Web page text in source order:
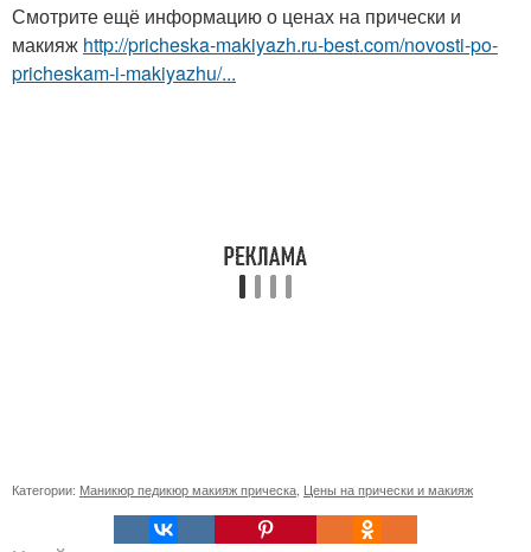
Смотрите ещё информацию о ценах на прически и
макияж http://pricheska-makiyazh.ru-best.com/novosti-po-
pricheskam-i-makiyazhu/...
Категории: Маникюр педикюр макияж прическа Цены на прически и макияж